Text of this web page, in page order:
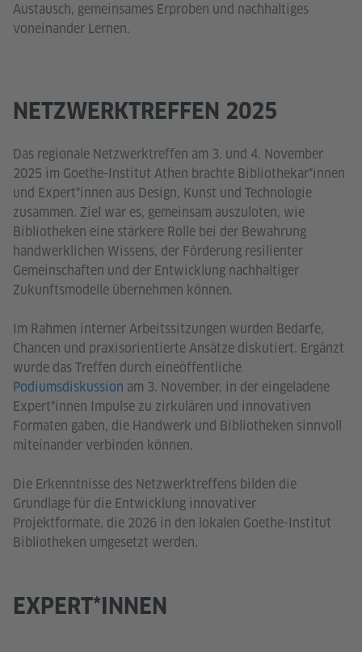
Austausch, gemeinsames Erproben und nachhaltiges
voneinander Lernen.
NETZWERKTREFFEN 2025
Das regionale Netzwerktreffen am 3. und 4. November
2025 im Goethe-Institut Athen brachte Bibliothekar*innen
und Expert*innen aus Design, Kunst und Technologie
zusammen. Ziel war es, gemeinsam auszuloten, wie
Bibliotheken eine stärkere Rolle bei der Bewahrung
handwerklichen Wissens, der Förderung resilienter
Gemeinschaften und der Entwicklung nachhaltiger
Zukunftsmodelle übernehmen können.
Im Rahmen interner Arbeitssitzungen wurden Bedarfe,
Chancen und praxisorientierte Ansätze diskutiert. Ergänzt
wurde das Treffen durch eineöffentliche
Podiumsdiskussion am 3. November, in der eingeladene
Expert*innen Impulse zu zirkulären und innovativen
Formaten gaben, die Handwerk und Bibliotheken sinnvoll
miteinander verbinden können.
Die Erkenntnisse des Netzwerktreffens bilden die
Grundlage für die Entwicklung innovativer
Projektformate, die 2026 in den lokalen Goethe-Institut
Bibliotheken umgesetzt werden.
EXPERT*INNEN